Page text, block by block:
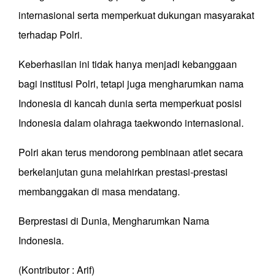
internasional serta memperkuat dukungan masyarakat
terhadap Polri.
Keberhasilan ini tidak hanya menjadi kebanggaan
bagi institusi Polri, tetapi juga mengharumkan nama
Indonesia di kancah dunia serta memperkuat posisi
Indonesia dalam olahraga taekwondo internasional.
Polri akan terus mendorong pembinaan atlet secara
berkelanjutan guna melahirkan prestasi-prestasi
membanggakan di masa mendatang.
Berprestasi di Dunia, Mengharumkan Nama
Indonesia.
(Kontributor : Arif)